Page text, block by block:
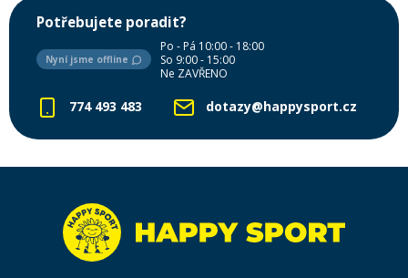
Potřebujete poradit?
Nyní jsme offline
Po - Pá 10:00 - 18:00
So 9:00 - 15:00
Ne ZAVŘENO
774 493 483 dotazy@happysport.cz